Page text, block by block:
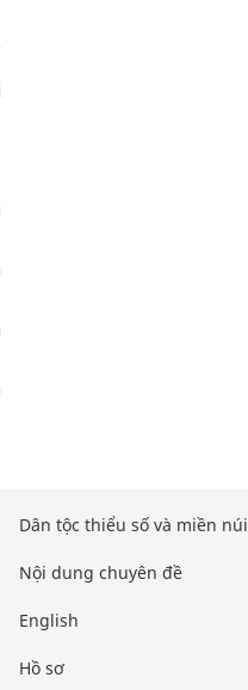
Dân tộc thiểu số và miền núi
Nội dung chuyên đề
English
Hồ sơ